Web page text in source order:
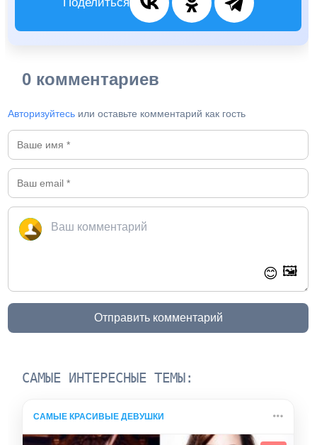
0 комментариев
Авторизуйтесь или оставьте комментарий как гость
😊 🖼️
Отправить комментарий
САМЫЕ ИНТЕРЕСНЫЕ ТЕМЫ:
САМЫЕ КРАСИВЫЕ ДЕВУШКИ